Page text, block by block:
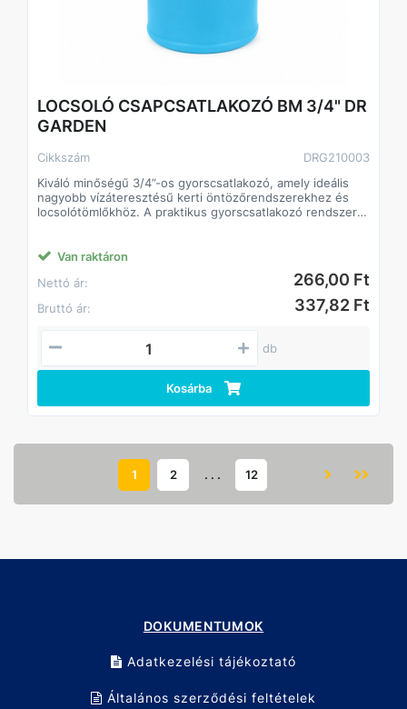
• Kártyás / bliszteres csomagolás
• Kartonos gyűjtőcsomagolás
LOCSOLÓ CSAPCSATLAKOZÓ BM 3/4" DR
GARDEN
Cikkszám
DRG210003
Kiváló minőségű 3/4”-os gyorscsatlakozó, amely ideális
nagyobb vízáteresztésű kerti öntözőrendszerekhez és
locsolótömlőkhöz. A praktikus gyorscsatlakozó rendszer
A robusztus műanyag kivitel biztosítja a hosszú
élettartamot, valamint a megbízható, szivárgásmentes
működést akár intenzív használat mellett is. A nagyobb,
3/4”-os méretnek köszönhetően erősebb vízáramlást
biztosít, ezért különösen ajánlott nagyobb kertek,
öntözőrendszerek és vízigényes feladatok esetén.
Főbb jellemzők
• Gyors és egyszerű csatlakoztatás
• 3/4” (19 mm) locsolótömlőkhöz
• Nagyobb vízáteresztő képesség
• Stabil, szivárgásmentes csatlakozás
• Ergonomikus kialakítás a kényelmes használatért
Alkalmazási területek
• Nagyobb öntözőrendszerek
• Locsolótömlők gyors csatlakoztatása
Típus: Gyorscsatlakozó
Csatlakozás: Tömlő – gyorscsatlakozó
Felhasználás: Kerti öntözés
• Kartonos gyűjtőcsomagolás
Van raktáron
Nettó ár:
266,00 Ft
Bruttó ár: 337,82 Ft
db
Kosárba
1 2 . . . 12
DOKUMENTUMOK
Adatkezelési tájékoztató
Általános szerződési feltételek